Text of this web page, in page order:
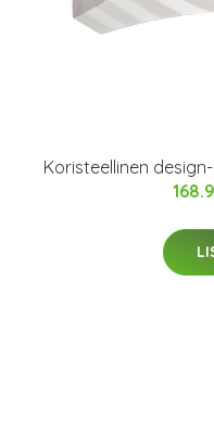
Koristeellinen